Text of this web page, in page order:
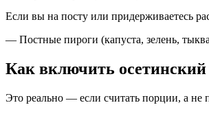
Если вы на посту или придерживаетесь
— Постные пироги (капуста, зелень,
Как включить осетинский
Это реально — если считать порции, а не